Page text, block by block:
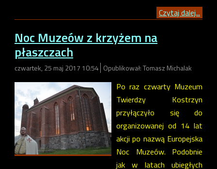
Czytaj dalej...
Noc Muzeów z krzyżem na
płaszczach
czwartek, 25 maj 2017 10:54 Opublikował: Tomasz Michalak
Po raz czwarty Muzeum
Twierdzy Kostrzyn
przyłączyło się do
organizowanej od 14 lat
akcji po nazwą Europejska
Noc Muzeów. Podobnie
jak w latach ubiegłych